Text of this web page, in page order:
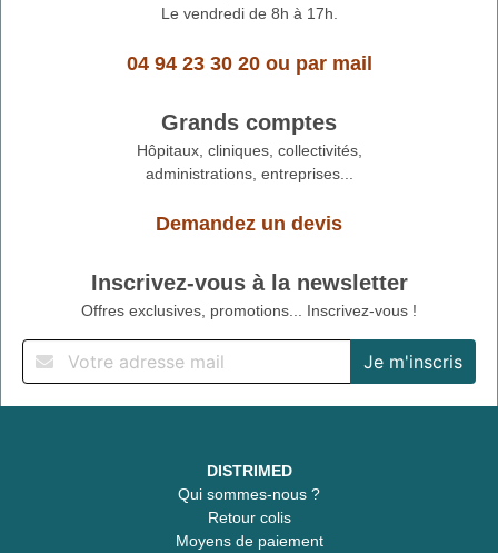
Le vendredi de 8h à 17h.
04 94 23 30 20ou par mail
Grands comptes
Hôpitaux, cliniques, collectivités,
administrations, entreprises...
Demandez un devis
Inscrivez-vous à la newsletter
Offres exclusives, promotions... Inscrivez-vous !
DISTRIMED
Qui sommes-nous ?
Retour colis
Moyens de paiement